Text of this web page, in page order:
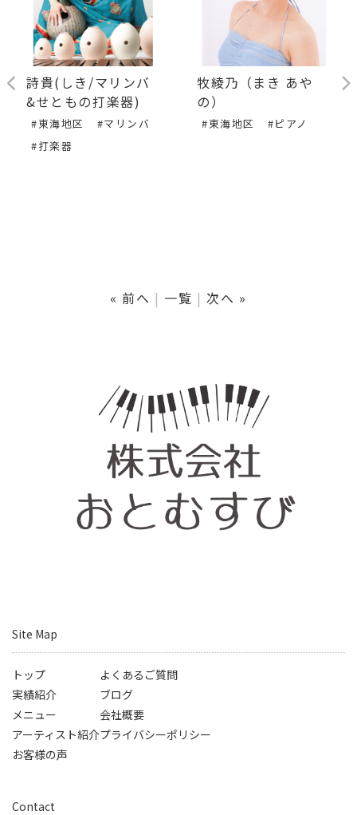
詩貴(しき/マリンバ
&せともの打楽器)
#東海地区
#マリンバ
#打楽器
牧綾乃（まき あや
の）
#東海地区 #ピアノ
« 前へ 一覧 次へ »
Site Map
トップ
実績紹介
メニュー
アーティスト紹介
お客様の声
よくあるご質問
ブログ
会社概要
プライバシーポリシー
Contact